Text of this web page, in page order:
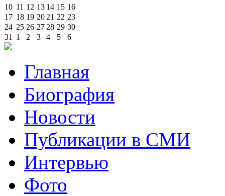
10 11 12 13 14 15 16
17 18 19 20 21 22 23
24 25 26 27 28 29 30
31
1 2 3 4 5 6
Главная
Биография
Новости
Публикации в СМИ
Интервью
Фото